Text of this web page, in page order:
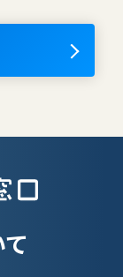
OKRツール
授業支援シス